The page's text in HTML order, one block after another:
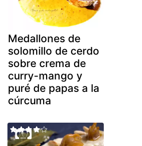
Medallones de
solomillo de cerdo
sobre crema de
curry-mango y
puré de papas a la
cúrcuma